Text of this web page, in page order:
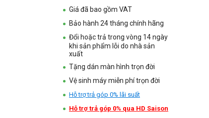
Giá đã bao gồm VAT
Bảo hành 24 tháng chính hãng
Đổi hoặc trả trong vòng 14 ngày
khi sản phẩm lỗi do nhà sản
xuất
Tặng dán màn hình trọn đời
Vệ sinh máy miễn phí trọn đời
Hỗ trợ trả góp 0% lãi suất
Hỗ trợ trả góp 0% qua HD Saison